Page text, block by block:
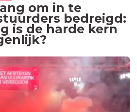
om in te
bedreigd:
is de harde kern